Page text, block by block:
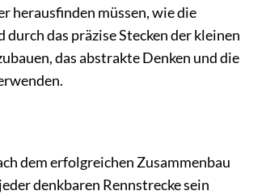
herausfinden müssen, wie die
das präzise Stecken der kleinen
das abstrakte Denken und die
dem erfolgreichen Zusammenbau
denkbaren Rennstrecke sein